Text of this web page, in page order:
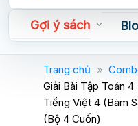
Gợi ý sách
Sách nói
Trang chủ »
Giải Bài Tập Toán
Tiếng Việt 4 (Bám
(Bộ 4 Cuốn)